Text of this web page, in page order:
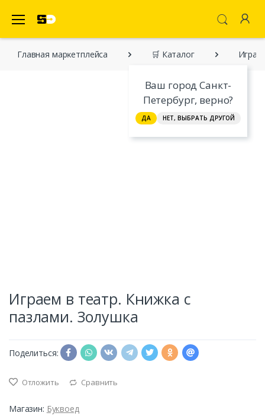
Ваш город Санкт-
Петербург, верно?
ДА НЕТ, ВЫБРАТЬ ДРУГОЙ
Главная марĸетплейса 🛒 Каталог
Играем в театр. Книжка с
пазлами. Золушка
Поделиться:
Отложить Сравнить
Магазин: Буквоед